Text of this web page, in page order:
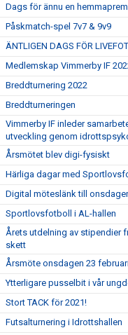
Dags för ännu en
Påskmatch-spel 7v7 & 9v9
ÄNTLIGEN DAGS FÖR
Medlemskap Vimmerby IF
Breddturnering 2022
Breddturneringen
Vimmerby IF inleder
utveckling genom
Årsmötet blev digi-fysiskt
Härliga dagar med
Digital möteslänk till
Sportlovsfotboll i AL-hallen
Årets utdelning av stipendier
skett
Årsmöte onsdagen 23
Ytterligare pusselbit i vår
Stort TACK för 2021!
Futsalturnering i Idrottshallen